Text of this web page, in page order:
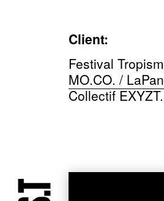
Client:
Festival
MO.CO. /
Collectif EXYZT.